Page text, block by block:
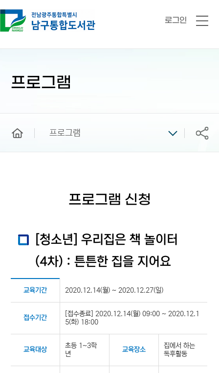
로그인
전
프로그램
프로그램 공유
프로그램 신청
[청소년] 우리집은 책 놀이터
(4차) : 튼튼한 집을 지어요
교육기간 2020.12.14(월) ~ 2020.12.27(일)
접수기간
[접수종료] 2020.12.14(월) 09:00 ~ 2020.12.1
5(화) 18:00
교육대상
초등 1~3학
년
교육장소
집에서 하는
독후활동